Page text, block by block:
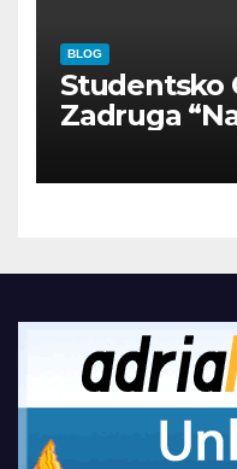
BLOG
Studentsko
Zadruga